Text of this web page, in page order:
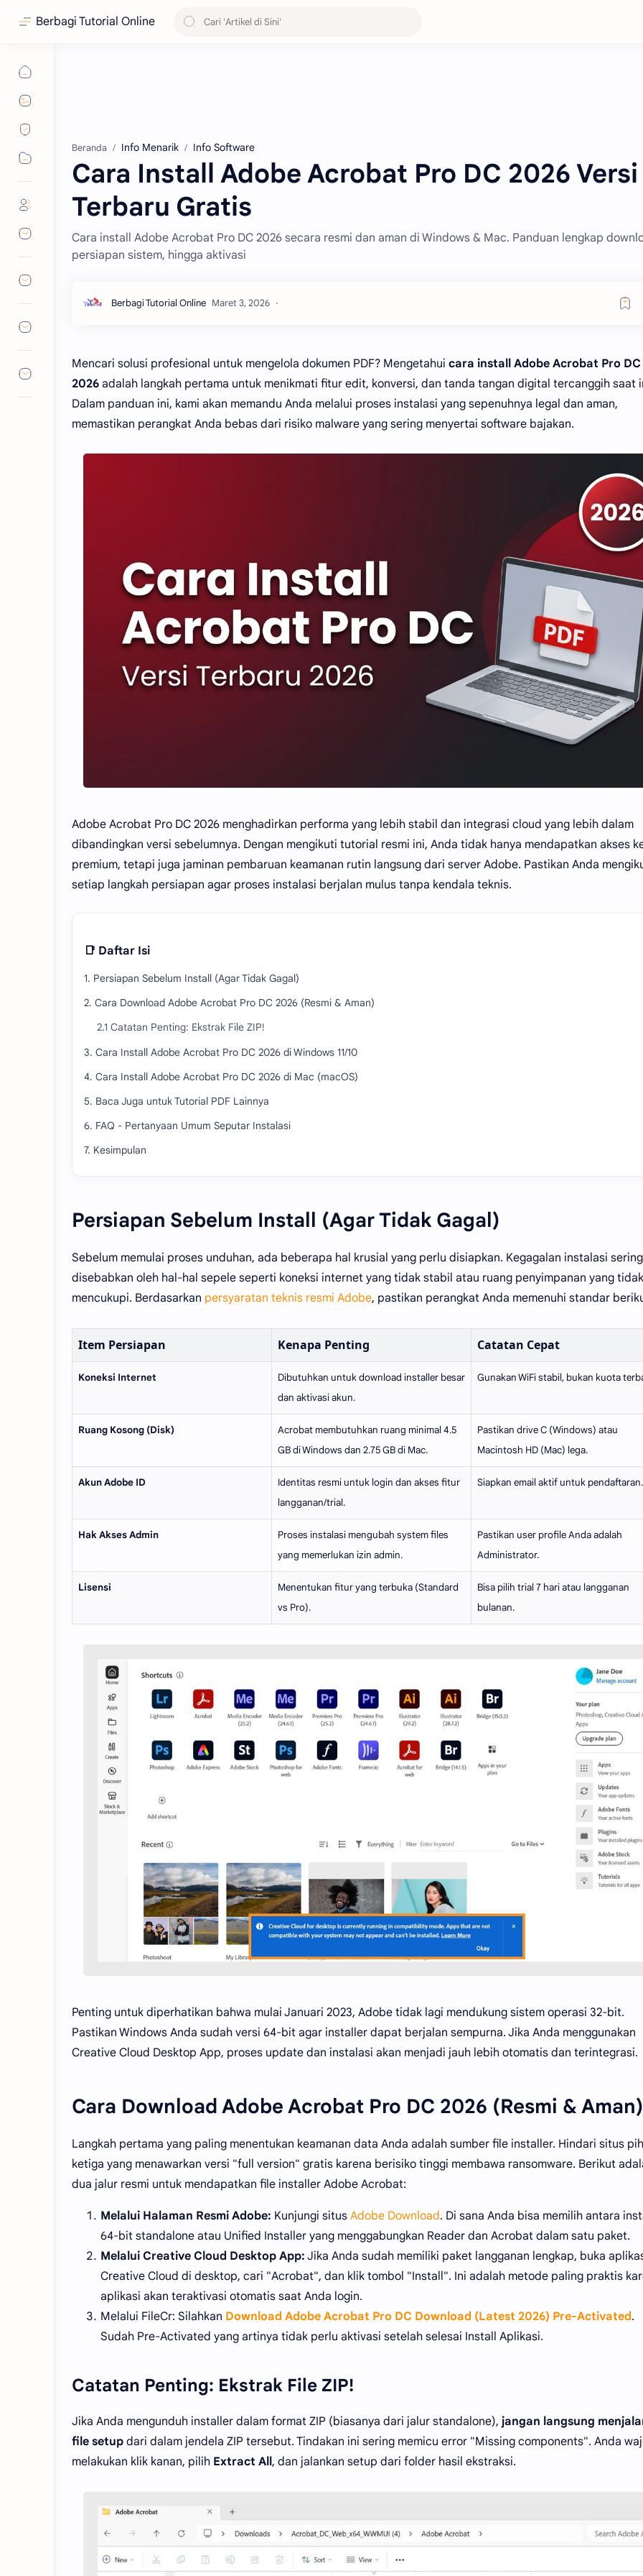
Berbagi Tutorial Online
Beranda Info Menarik Info Software
Cara Install Adobe Acrobat Pro DC 2026 Versi
Terbaru Gratis
Cara install Adobe Acrobat Pro DC 2026 secara resmi dan aman di Windows & Mac. Panduan lengkap
persiapan sistem, hingga aktivasi
Mencari solusi profesional untuk mengelola dokumen PDF? Mengetahui cara install Adobe Acrobat Pro DC
2026 adalah langkah pertama untuk menikmati fitur edit, konversi, dan tanda tangan digital tercanggih saat
Dalam panduan ini, kami akan memandu Anda melalui proses instalasi yang sepenuhnya legal dan aman,
memastikan perangkat Anda bebas dari risiko malware yang sering menyertai software bajakan.
Adobe Acrobat Pro DC 2026 menghadirkan performa yang lebih stabil dan integrasi cloud yang lebih dalam
dibandingkan versi sebelumnya. Dengan mengikuti tutorial resmi ini, Anda tidak hanya mendapatkan akses
premium, tetapi juga jaminan pembaruan keamanan rutin langsung dari server Adobe. Pastikan Anda
setiap langkah persiapan agar proses instalasi berjalan mulus tanpa kendala teknis.
📑 Daftar Isi
1. Persiapan Sebelum Install (Agar Tidak Gagal)
2. Cara Download Adobe Acrobat Pro DC 2026 (Resmi & Aman)
2.1 Catatan Penting: Ekstrak File ZIP!
3. Cara Install Adobe Acrobat Pro DC 2026 di Windows 11/10
4. Cara Install Adobe Acrobat Pro DC 2026 di Mac (macOS)
5. Baca Juga untuk Tutorial PDF Lainnya
6. FAQ - Pertanyaan Umum Seputar Instalasi
7. Kesimpulan
Persiapan Sebelum Install (Agar Tidak Gagal)
Sebelum memulai proses unduhan, ada beberapa hal krusial yang perlu disiapkan. Kegagalan instalasi
disebabkan oleh hal-hal sepele seperti koneksi internet yang tidak stabil atau ruang penyimpanan yang tidak
mencukupi. Berdasarkan persyaratan teknis resmi Adobe, pastikan perangkat Anda memenuhi standar
Item Persiapan Kenapa Penting Catatan Cepat
Koneksi Internet
Dibutuhkan untuk download installer besar
dan aktivasi akun.
Gunakan WiFi stabil, bukan kuota
Ruang Kosong (Disk)
Acrobat membutuhkan ruang minimal 4.5
GB di Windows dan 2.75 GB di Mac.
Pastikan drive C (Windows) atau
Macintosh HD (Mac) lega.
Akun Adobe ID
Identitas resmi untuk login dan akses fitur
langganan/trial.
Siapkan email aktif untuk pendaftaran.
Hak Akses Admin
Proses instalasi mengubah system files
yang memerlukan izin admin.
Pastikan user profile Anda adalah
Administrator.
Lisensi
Menentukan fitur yang terbuka (Standard
vs Pro).
Bisa pilih trial 7 hari atau langganan
bulanan.
Penting untuk diperhatikan bahwa mulai Januari 2023, Adobe tidak lagi mendukung sistem operasi 32-bit.
Pastikan Windows Anda sudah versi 64-bit agar installer dapat berjalan sempurna. Jika Anda menggunakan
Creative Cloud Desktop App, proses update dan instalasi akan menjadi jauh lebih otomatis dan terintegrasi.
Cara Download Adobe Acrobat Pro DC 2026 (Resmi & Aman)
Langkah pertama yang paling menentukan keamanan data Anda adalah sumber file installer. Hindari situs
ketiga yang menawarkan versi "full version" gratis karena berisiko tinggi membawa ransomware. Berikut
dua jalur resmi untuk mendapatkan file installer Adobe Acrobat:
Melalui Halaman Resmi Adobe: Kunjungi situs Adobe Download. Di sana Anda bisa memilih antara
64-bit standalone atau Unified Installer yang menggabungkan Reader dan Acrobat dalam satu paket.
Melalui Creative Cloud Desktop App: Jika Anda sudah memiliki paket langganan lengkap, buka
Creative Cloud di desktop, cari "Acrobat", dan klik tombol "Install". Ini adalah metode paling praktis
aplikasi akan teraktivasi otomatis saat Anda login.
Melalui FileCr: Silahkan Download Adobe Acrobat Pro DC Download (Latest 2026) Pre-Activated.
Sudah Pre-Activated yang artinya tidak perlu aktivasi setelah selesai Install Aplikasi.
Catatan Penting: Ekstrak File ZIP!
Jika Anda mengunduh installer dalam format ZIP (biasanya dari jalur standalone), jangan langsung
file setup dari dalam jendela ZIP tersebut. Tindakan ini sering memicu error "Missing components". Anda
melakukan klik kanan, pilih Extract All, dan jalankan setup dari folder hasil ekstraksi.